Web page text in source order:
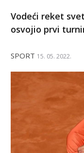
Vodeći reket
osvojio prvi
SPORT 15. 05. 2022.